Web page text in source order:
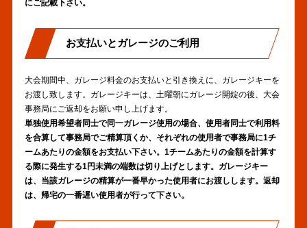
にご記載下さい。
お支払いとガレージのご利用
大会期間中、ガレージ料金のお支払いと引き換えに、ガレージキーを
お渡し致します。ガレージキーは、土曜朝にガレージ開錠の後、大会
事務局にご返却をお願い申し上げます。
単独使用希望者同士で同一ガレージ使用の場合、使用者同士で利用料
を合算して事務局でご精算頂くか、それぞれの使用者で事務局に1チ
ームあたりの金額をお支払い下さい。1チームあたりの金額を計算す
る際に発生する1円未満の端数は切り上げとします。ガレージキー
は、当該ガレージの精算が一番早かった使用者にお渡しします。返却
は、帰宅の一番遅い使用者が行って下さい。